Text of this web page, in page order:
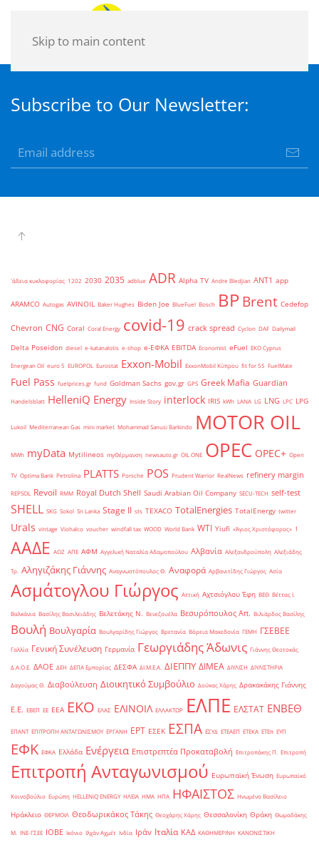
Skip to main content
Subscribe to Our Newsletter:
'άδεια κυκλοφορίας 1202 2030 2035 adblue ADR Alpha TV Andre Bledjian ANT1 app
ARAMCO Autogas AVINOIL Baker Hughes Biden Joe BlueFuel Bosch BPBrent Cedefop
Chevron CNG Coral Coral Energy covid-19 crack spread Cyclon DAF Dailymail
Delta Poseidon diesel e-katanalotis e-shop e-ΕΦΚΑ EBITDA Economist eFuel EKO Cyprus
Energean Oil euro 5 EUROPOL Eurostat Exxon-Mobil ExxonMobil Κύπρου fit for 55 FuelMate
Fuel Pass fuelprices.gr fund Goldman Sachs gov.gr GPS Greek Mafia Guardian
Handelsblatt HelleniQ Energy Inside Story interlock IRIS kWh LANA LG LNG LPC LPG
Lukoil Mediterranean Gas mini market Mohammad Sanusi Barkindo MOTOR OIL
MWh myData Mytilineos myΘέρμανση newsauto.gr OIL ONE OPEC OPEC+ Open
TV Optima Bank Petrolina PLATTS Porsche POS Prudent Warrior RealNews refinery margin
REPSOL Revoil RMM Royal Dutch Shell Saudi Arabian Oil Company SECU-TECH self-test
SHELL SKG Sokol Sri Lanka Stage II sts TEXACO TotalEnergies TotalEnergy twitter
Urals vintage Viohalco voucher windfall tax WOOD World Bank WTI Yiufi «Άγιος Χριστόφορος» ΄1
ΑΑΔΕ ΑΟΖ ΑΠΕ ΑΦΜ Αγγελική Ναταλία Αδαμοπούλου Αλβανία Αλεξανδρούπολη Αλεξιάδης
Τρ. Αληγιζάκης Γιάννης Αναγνωστόπουλος Θ. Αναφορά Αρβανιτίδης Γιώργος Ασία
Ασμάτογλου Γιώργος Αττική Αχτσιόγλου Έφη ΒΕΘ Βέττας Ι.
Βαλκάνια Βασίλης Βασιλειάδης Βελετάκης Ν. Βενεζουέλα Βεσυρόπουλος Απ. Βιλιάρδος Βασίλης
Βουλή Βουλγαρία Βουλγαρίδης Γιώργος Βρετανία Βόρεια Μακεδονία ΓΕΜΗ ΓΣΕΒΕΕ
Γαλλία Γενική Συνέλευση Γερμανία Γεωργιάδης Άδωνις Γιάννης Θεοτοκάς
Δ.Α.Ο.Ε. ΔΑΟΕ ΔΕΗ ΔΕΠΑ Εμπορίας ΔΕΣΦΑ ΔΙ.Μ.Ε.Α. ΔΙΕΠΠΥ ΔΙΜΕΑ ΔΙΥΛΙΣΗ ΔΙΥΛΙΣΤΗΡΙΑ
Δαγούμας Θ. Διαβούλευση Διοικητικό Συμβούλιο Δούκας Χάρης Δρακακάκης Γιάννης
Ε.Ε. ΕΒΕΠ ΕΕ ΕΕΑ ΕΚΟ ΕΛΑΣ ΕΛΙΝΟΙΛ ΕΛΛΑΚΤΩΡ ΕΛΠΕ ΕΛΣΤΑΤ ΕΝΒΕΘ
ΕΠΑΝΤ ΕΠΙΤΡΟΠΗ ΑΝΤΑΓΩΝΙΣΜΟΥ ΕΡΓΑΝΗ ΕΡΤ ΕΣΕΚ ΕΣΠΑ ΕΣΥΔ ΕΤΕΑΕΠ ΕΤΕΚΑ ΕΤΕπ ΕΥΠ
ΕΦΚ ΕΦΚΑ Ελλάδα Ενέργεια Επιστρεπτέα Προκαταβολή Επιτροπάκης Π. Επιτροπή
Επιτροπή Ανταγωνισμού Ευρωπαϊκή Ένωση Ευρωπαϊκό
Κοινοβούλιο Ευρώπη ΗELLENiQ ENERGY ΗΛΕΙΑ ΗΜΑ ΗΠΑ ΗΦΑΙΣΤΟΣ Ηνωμένο Βασίλειο
Ηράκλειο ΘΕΡΜΟΙΛ Θεοδωρικάκος Τάκης Θεοχάρης Χάρης Θεσσαλονίκη Θράκη Θωμαδάκης
Μ. ΙΝΕ-ΓΣΕΕ ΙΟΒΕ Ικόνιο Ιλχάν Αχμέτ Ινδία Ιράν Ιταλία ΚΑΔ ΚΑΘΗΜΕΡΙΝΗ ΚΑΝΟΝΙΣΤΙΚΗ